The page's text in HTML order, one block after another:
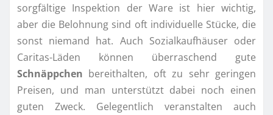
sorgfältige Inspektion der Ware ist hier wichtig,
aber die Belohnung sind oft individuelle Stücke, die
sonst niemand hat. Auch Sozialkaufhäuser oder
Caritas-Läden können überraschend gute
Schnäppchen bereithalten, oft zu sehr geringen
Preisen, und man unterstützt dabei noch einen
guten Zweck. Gelegentlich veranstalten auch